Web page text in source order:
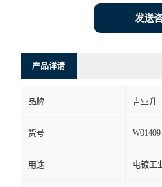
发送
产品详请
品牌 吉业升
货号 W01409
用途 电镀工